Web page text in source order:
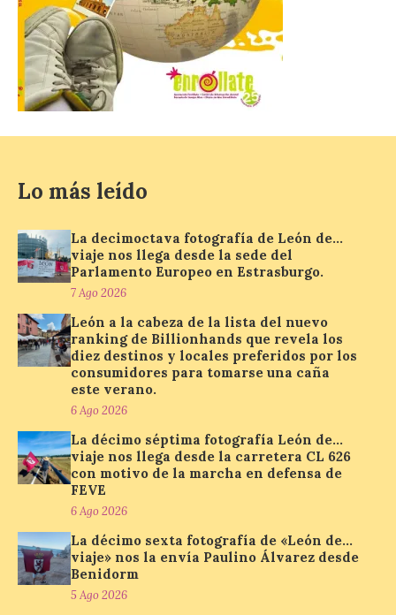
El Gobierno de España
lanza un visor web para
localizar y disfrutar del
eclipse solar del 12 de
posición exacta del Sol y
así localizar el lugar ideal
para observar el eclipse
solar del 12 de agosto de 2026 sin
obstáculos. El visor es una herramienta a
la […]
Paradores renueva su
compromiso con La Vuelta
como patrocinador oficial
7 Ago 2026
volverá a estar presente
en la zona de descanso
junto al control de firmas
y, como novedad, en el
Leaders Lounge, dos espacios exclusivos
para los ciclistas. El recorrido de La
Vuelta discurrirá junto a 17 […]
Lo más leído
La decimoctava fotografía de León de…
viaje nos llega desde la sede del
Parlamento Europeo en Estrasburgo.
7 Ago 2026
León a la cabeza de la lista del nuevo
ranking de Billionhands que revela los
diez destinos y locales preferidos por los
consumidores para tomarse una caña
este verano.
6 Ago 2026
La décimo séptima fotografía León de…
viaje nos llega desde la carretera CL 626
con motivo de la marcha en defensa de
FEVE
6 Ago 2026
La décimo sexta fotografía de «León de…
viaje» nos la envía Paulino Álvarez desde
Benidorm
5 Ago 2026